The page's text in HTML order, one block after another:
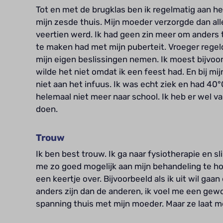
Tot en met de brugklas ben ik regelmatig aan
mijn zesde thuis. Mijn moeder verzorgde dan
veertien werd. Ik had geen zin meer om
te maken had met mijn puberteit. Vroeger
mijn eigen beslissingen nemen. Ik moest
wilde het niet omdat ik een feest had. En bij
niet aan het infuus. Ik was echt ziek en had
helemaal niet meer naar school. Ik heb er wel
doen.
Trouw
Ik ben best trouw. Ik ga naar fysiotherapie en
me zo goed mogelijk aan mijn behandeling te
een keertje over. Bijvoorbeeld als ik uit wil
anders zijn dan de anderen, ik voel me een
spanning thuis met mijn moeder. Maar ze laat